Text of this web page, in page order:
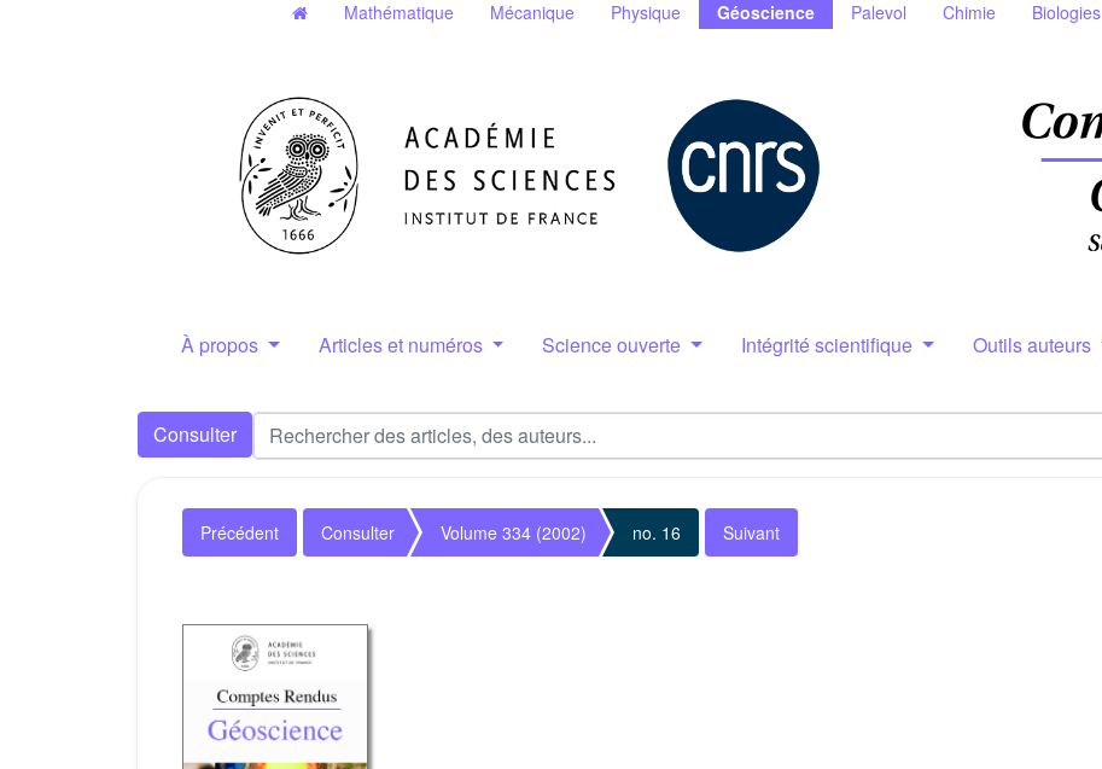
Mathématique Mécanique Physique Géoscience Palevol Chimie Biologies
À propos Articles et numéros Science ouverte Intégrité scientifique Outils auteurs
Consulter
Précédent Consulter Volume 334 (2002) no. 16 Suivant